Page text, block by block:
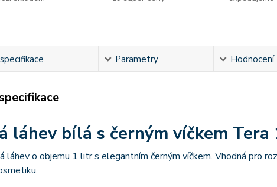
Parametry Hodnocení
láhev bílá s černým víčkem Tera
láhev o objemu 1 litr s elegantním černým víčkem. Vhodná pro